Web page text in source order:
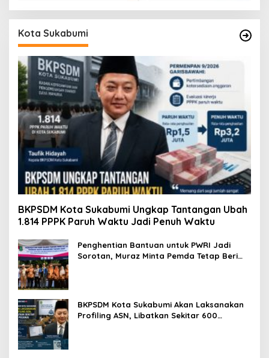
Kota Sukabumi
BKPSDM Kota Sukabumi Ungkap Tantangan Ubah
1.814 PPPK Paruh Waktu Jadi Penuh Waktu
Penghentian Bantuan untuk PWRI Jadi
Sorotan, Muraz Minta Pemda Tetap Beri
BKPSDM Kota Sukabumi Akan Laksanakan
Profiling ASN, Libatkan Sekitar 600